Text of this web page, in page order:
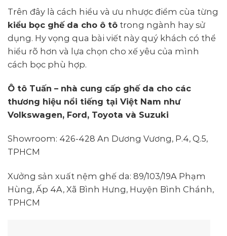
Trên đây là cách hiểu và ưu nhược điểm cùa từng
kiểu bọc ghế da cho ô tô trong ngành hay sử
dụng. Hy vọng qua bài viết này quý khách có thể
hiểu rõ hơn và lựa chọn cho xế yêu của mình
cách bọc phù hợp.
Ô tô Tuấn – nhà cung cấp ghế da cho các
thương hiệu nổi tiếng tại Việt Nam như
Volkswagen, Ford, Toyota và Suzuki
Showroom: 426-428 An Dương Vương, P.4, Q.5,
TPHCM
Xưởng sản xuất nệm ghế da: 89/103/19A Phạm
Hùng, Ấp 4A, Xã Bình Hưng, Huyện Bình Chánh,
TPHCM